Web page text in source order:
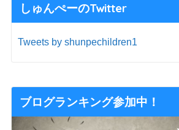
しゅんぺーのTwitter
Tweets by shunpechildren1
ブログランキング参加中！